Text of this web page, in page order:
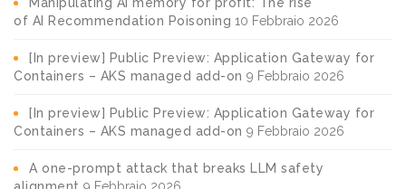
of AI Recommendation Poisoning 10 Febbraio 2026
[In preview] Public Preview: Application Gateway for
Containers – AKS managed add-on 9 Febbraio 2026
[In preview] Public Preview: Application Gateway for
Containers – AKS managed add-on 9 Febbraio 2026
A one-prompt attack that breaks LLM safety